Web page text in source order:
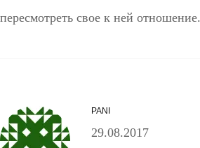
пересмотреть свое к ней отношение.
PANI
29.08.2017